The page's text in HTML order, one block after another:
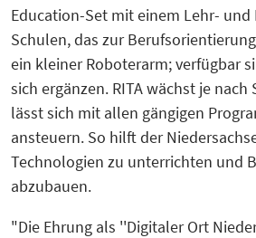
Education-Set mit einem Lehr-
Schulen, das zur
ein kleiner Roboterarm; verfügbar
sich ergänzen. RITA wächst je
lässt sich mit allen gängigen
ansteuern. So hilft der
Technologien zu unterrichten und
abzubauen.
"Die Ehrung als ''Digitaler Ort